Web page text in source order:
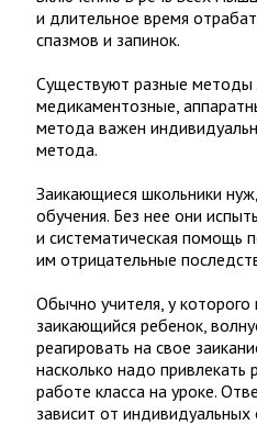
и длительное время
спазмов и запинок.
Существуют разные методы
медикаментозные,
метода важен
метода.
Заикающиеся школьники
обучения. Без нее они
и систематическая помощь
им отрицательные
Обычно учителя, у которого
заикающийся ребенок,
реагировать на свое
насколько надо привлекать
работе класса на уроке.
зависит от индивидуальных